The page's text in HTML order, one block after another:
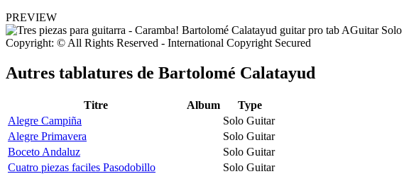
PREVIEW
Copyright: © All Rights Reserved - International Copyright Secured
Autres tablatures de Bartolomé Calatayud
Titre Album
Type
Alegre Campiña
Solo Guitar
Alegre Primavera
Solo Guitar
Boceto Andaluz
Solo Guitar
Cuatro piezas faciles Pasodobillo
Solo Guitar